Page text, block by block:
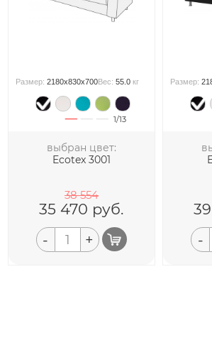
Размер:2180x830x700Вес:55.0 кг
1/13
выбран цвет:
Ecotex 3001
38 554
35 470 руб.
- +
Размер:
-